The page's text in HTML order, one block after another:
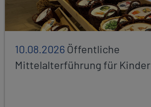
10.08.2026Öffentliche
Mittelalterführung für Kinder